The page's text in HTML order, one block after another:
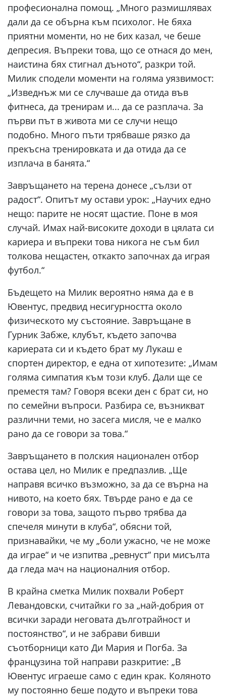
професионална помощ. „Много размишлявах
дали да се обърна към психолог. Не бяха
приятни моменти, но не бих казал, че беше
депресия. Въпреки това, що се отнася до мен,
наистина бях стигнал дъното“, разкри той.
Милик сподели моменти на голяма уязвимост:
„Изведнъж ми се случваше да отида във
фитнеса, да тренирам и... да се разплача. За
първи път в живота ми се случи нещо
подобно. Много пъти трябваше рязко да
прекъсна тренировката и да отида да се
изплача в банята.“
Завръщането на терена донесе „сълзи от
радост“. Опитът му остави урок: „Научих едно
нещо: парите не носят щастие. Поне в моя
случай. Имах най-високите доходи в цялата си
кариера и въпреки това никога не съм бил
толкова нещастен, откакто започнах да играя
футбол.“
Бъдещето на Милик вероятно няма да е в
Ювентус, предвид несигурността около
физическото му състояние. Завръщане в
Гурник Забже, клубът, където започва
кариерата си и където брат му Лукаш е
спортен директор, е една от хипотезите: „Имам
голяма симпатия към този клуб. Дали ще се
преместя там? Говоря всеки ден с брат си, но
по семейни въпроси. Разбира се, възникват
различни теми, но засега мисля, че е малко
рано да се говори за това.“
Завръщането в полския национален отбор
остава цел, но Милик е предпазлив. „Ще
направя всичко възможно, за да се върна на
нивото, на което бях. Твърде рано е да се
говори за това, защото първо трябва да
спечеля минути в клуба“, обясни той,
признавайки, че му „боли ужасно, че не може
да играе“ и че изпитва „ревнуст“ при мисълта
да гледа мач на националния отбор.
В крайна сметка Милик похвали Роберт
Левандовски, считайки го за „най-добрия от
всички заради неговата дълготрайност и
постоянство“, и не забрави бивши
съотборници като Ди Мария и Погба. За
французина той направи разкритие: „В
Ювентус играеше само с един крак. Коляното
му постоянно беше подуто и въпреки това